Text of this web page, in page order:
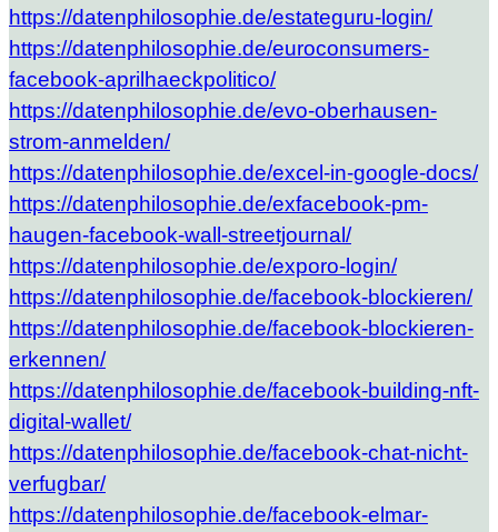
https://datenphilosophie.de/estateguru-login/
https://datenphilosophie.de/euroconsumers-
facebook-aprilhaeckpolitico/
https://datenphilosophie.de/evo-oberhausen-
strom-anmelden/
https://datenphilosophie.de/excel-in-google-docs/
https://datenphilosophie.de/exfacebook-pm-
haugen-facebook-wall-streetjournal/
https://datenphilosophie.de/exporo-login/
https://datenphilosophie.de/facebook-blockieren/
https://datenphilosophie.de/facebook-blockieren-
erkennen/
https://datenphilosophie.de/facebook-building-nft-
digital-wallet/
https://datenphilosophie.de/facebook-chat-nicht-
verfugbar/
https://datenphilosophie.de/facebook-elmar-